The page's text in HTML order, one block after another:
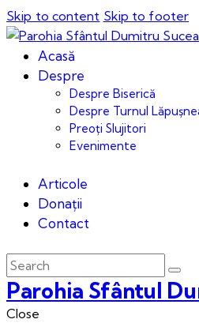
Skip to content Skip to footer
Acasă
Despre
Despre Biserică
Despre Turnul
Preoți Slujitori
Evenimente
Articole
Donații
Contact
Parohia Sfântul
Close